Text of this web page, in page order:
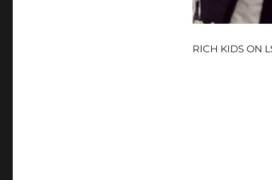
RICH KIDS ON